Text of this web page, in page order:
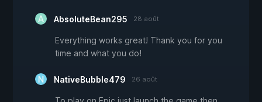
AbsoluteBean295 28 août
Everything works great! Thank you for you
time and what you do!
NativeBubble479 26 août